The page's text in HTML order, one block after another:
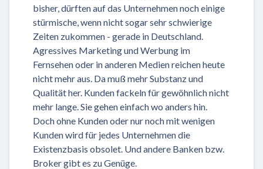
bisher, dürften auf das Unternehmen noch einige
stürmische, wenn nicht sogar sehr schwierige
Zeiten zukommen - gerade in Deutschland.
Agressives Marketing und Werbung im
Fernsehen oder in anderen Medien reichen heute
nicht mehr aus. Da muß mehr Substanz und
Qualität her. Kunden fackeln für gewöhnlich nicht
mehr lange. Sie gehen einfach wo anders hin.
Doch ohne Kunden oder nur noch mit wenigen
Kunden wird für jedes Unternehmen die
Existenzbasis obsolet. Und andere Banken bzw.
Broker gibt es zu Genüge.